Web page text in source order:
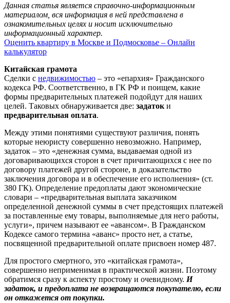
Данная статья является справочно-информационным
материалом, вся информация в ней представлена в
ознакомительных целях и носит исключительно
информационный характер.
Оценить квартиру в Москве и Подмосковье – Онлайн
калькулятор
Китайская грамота
Сделки с недвижимостью – это «епархия» Гражданского
кодекса РФ. Соответственно, в ГК РФ и поищем, какие
формы предварительных платежей подойдут для наших
целей. Таковых обнаруживается две: задаток и
предварительная оплата.
Между этими понятиями существуют различия, понять
которые неюристу совершенно невозможно. Например,
задаток – это «денежная сумма, выдаваемая одной из
договаривающихся сторон в счет причитающихся с нее по
договору платежей другой стороне, в доказательство
заключения договора и в обеспечение его исполнения» (ст.
380 ГК). Определение предоплаты дают экономические
словари – «предварительная выплата заказчиком
определенной денежной суммы в счет предстоящих платежей
за поставленные ему товары, выполняемые для него работы,
услуги», причем называют ее «авансом». В Гражданском
Кодексе самого термина «аванс» просто нет, а статье,
посвященной предварительной оплате присвоен номер 487.
Для простого смертного, это «китайская грамота»,
совершенно неприменимая в практической жизни. Поэтому
обратимся сразу к аспекту простому и очевидному. И
задаток, и предоплата не возвращаются покупателю, если
он откажется от покупки.